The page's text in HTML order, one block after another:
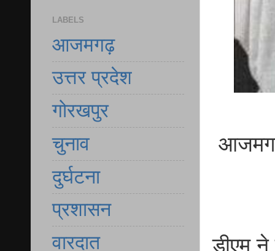
डीएम ने
LABELS
आजमगढ़
उत्तर प्रदेश
गोरखपुर
चुनाव
दुर्घटना
प्रशासन
वारदात